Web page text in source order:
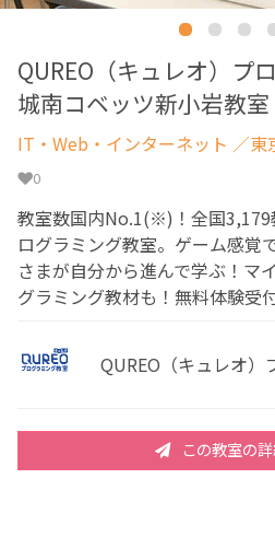
QUREO（キュレオ）プ
城南コベッツ新小岩教室
IT・Web・インターネット ／東
0
教室数国内No.1(※)！全国3,179
ログラミング教室。ゲーム感覚
さまが自分から進んで学ぶ！マ
グラミング教材も！無料体験受
QUREO（キュレオ）
この教室の